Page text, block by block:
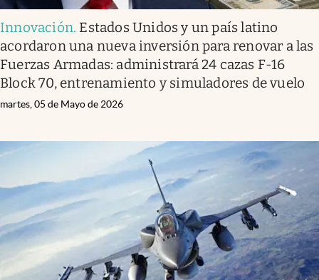
Innovación. Estados Unidos y un país latino
acordaron una nueva inversión para renovar a las
Fuerzas Armadas: administrará 24 cazas F-16
Block 70, entrenamiento y simuladores de vuelo
martes, 05 de Mayo de 2026